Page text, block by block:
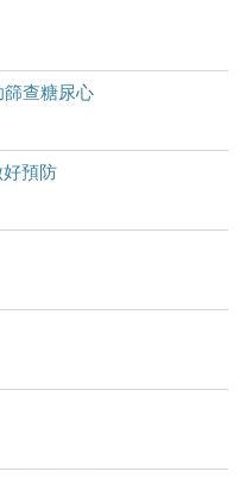
篩查糖尿心
預防